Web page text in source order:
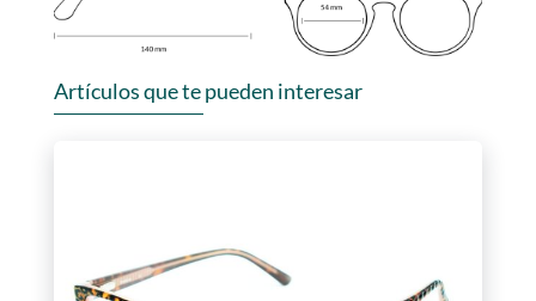
Artículos que te pueden interesar